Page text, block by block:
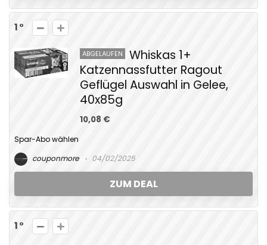
1
ABGELAUFEN
Whiskas 1+
Katzennassfutter Ragout
Geflügel Auswahl in Gelee,
40x85g
10,08 €
Spar-Abo wählen
couponmore
04/02/2025
ZUM DEAL
1